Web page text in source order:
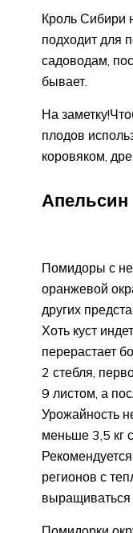
Кроль Сибири
подходит для
садоводам,
бывает.
На
плодов
коровяком,
Апельсин
Помидоры с
оранжевой
других
Хоть куст
перерастает
2 стебля,
9 листом, а
Урожайность
меньше 3,5 кг
регионов с
выращиваться